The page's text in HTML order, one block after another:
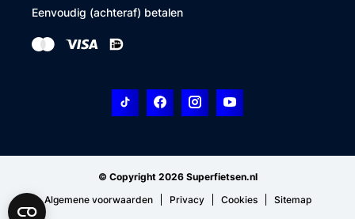
Eenvoudig (achteraf) betalen
© Copyright 2026 Superfietsen.nl
Algemene voorwaarden
Privacy Cookies Sitemap